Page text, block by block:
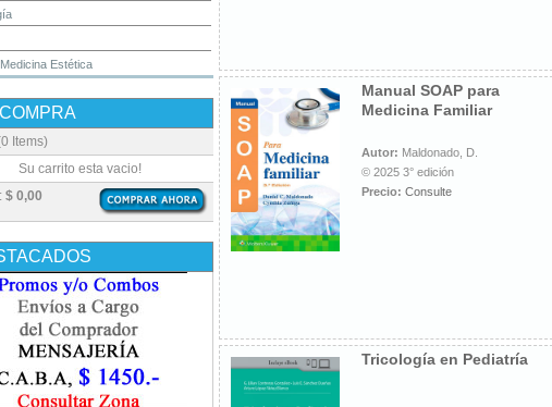
Estética
por Imagen / Radiología
/ Farmacología
Kinesiología
/ Fisiopatología
Items)
$ 0,00
Su carrito esta vacio!
Manual SOAP para
Medicina Familiar
Autor: Maldonado, D.
© 2025 3° edición
Precio: Consulte
Tricología en Pediatría